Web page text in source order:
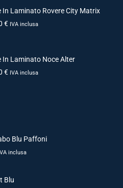
In Laminato Rovere City Matrix
€ IVA inclusa
In Laminato Noce Alter
€ IVA inclusa
Blu Paffoni
inclusa
Blu